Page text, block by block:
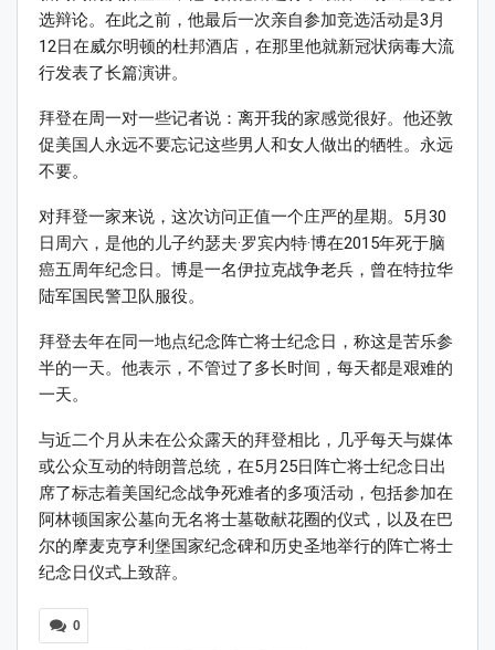
选辩论。在此之前，他最后一次亲自参加竞选活动是3月
12日在威尔明顿的杜邦酒店，在那里他就新冠状病毒大流
行发表了长篇演讲。
拜登在周一对一些记者说：离开我的家感觉很好。他还敦
促美国人永远不要忘记这些男人和女人做出的牺牲。永远
不要。
对拜登一家来说，这次访问正值一个庄严的星期。5月30
日周六，是他的儿子约瑟夫·罗宾内特·博在2015年死于脑
癌五周年纪念日。博是一名伊拉克战争老兵，曾在特拉华
陆军国民警卫队服役。
拜登去年在同一地点纪念阵亡将士纪念日，称这是苦乐参
半的一天。他表示，不管过了多长时间，每天都是艰难的
一天。
与近二个月从未在公众露天的拜登相比，几乎每天与媒体
或公众互动的特朗普总统，在5月25日阵亡将士纪念日出
席了标志着美国纪念战争死难者的多项活动，包括参加在
阿林顿国家公墓向无名将士墓敬献花圈的仪式，以及在巴
尔的摩麦克亨利堡国家纪念碑和历史圣地举行的阵亡将士
纪念日仪式上致辞。
0